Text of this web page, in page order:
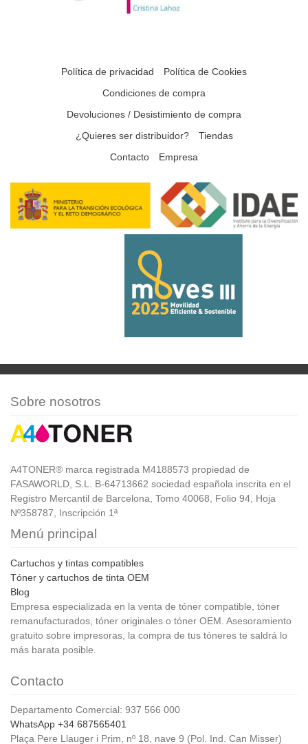
Política de privacidad
Política de Cookies
Condiciones de compra
Devoluciones / Desistimiento de compra
¿Quieres ser distribuidor?
Tiendas
Contacto
Empresa
Sobre nosotros
A4TONER® marca registrada M4188573 propiedad de
FASAWORLD, S.L. B-64713662 sociedad española inscrita en el
Registro Mercantil de Barcelona, Tomo 40068, Folio 94, Hoja
Nº358787, Inscripción 1ª
Menú principal
Cartuchos y tintas compatibles
Tóner y cartuchos de tinta OEM
Blog
Empresa especializada en la venta de tóner compatible, tóner
remanufacturados, tóner originales o tóner OEM. Asesoramiento
gratuito sobre impresoras, la compra de tus tóneres te saldrá lo
más barata posible.
Contacto
Departamento Comercial: 937 566 000
WhatsApp +34 687565401
Plaça Pere Llauger i Prim, nº 18, nave 9 (Pol. Ind. Can Misser)